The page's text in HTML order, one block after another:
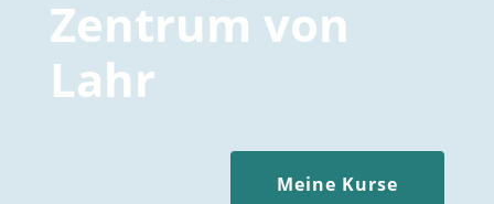
Zentrum von
Lahr
Meine Kurse